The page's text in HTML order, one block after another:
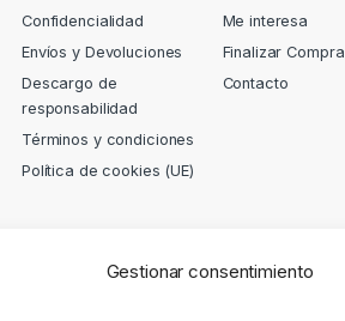
Gestionar consentimiento
Confidencialidad
Envíos y Devoluciones
Descargo de
responsabilidad
Términos y condiciones
Política de cookies (UE)
Me interesa
Finalizar Compra
Contacto